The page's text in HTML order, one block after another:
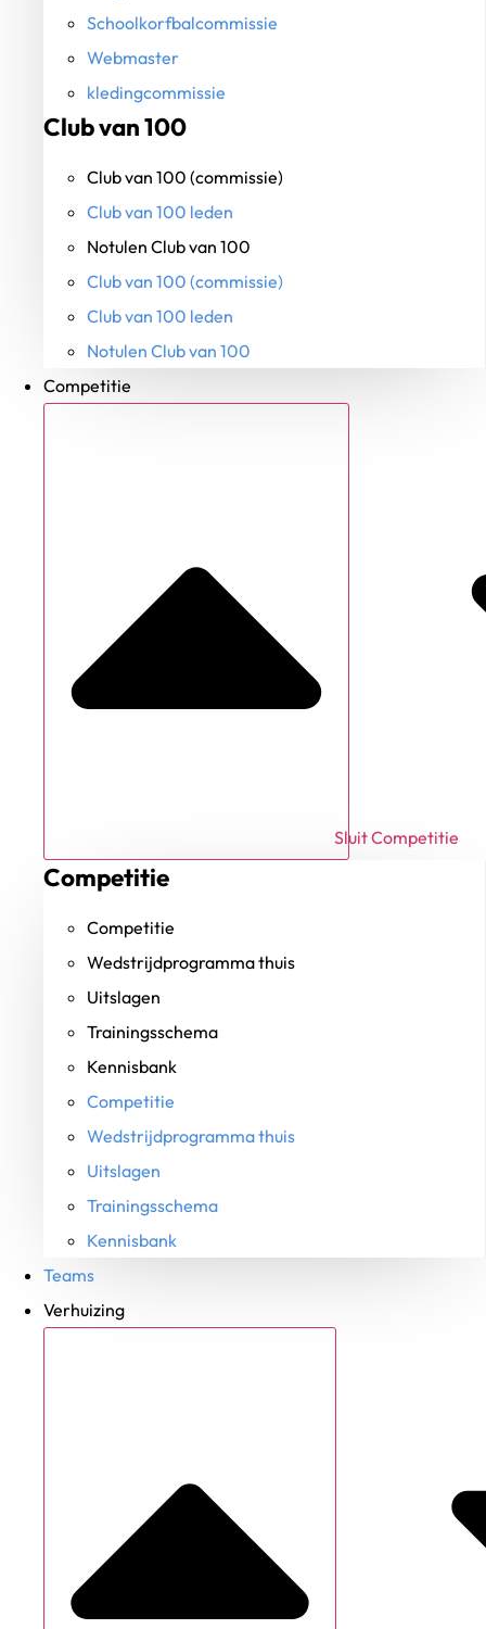
Schoolkorfbalcommissie
Webmaster
kledingcommissie
Club van 100
Club van 100 (commissie)
Club van 100 leden
Notulen Club van 100
Club van 100 (commissie)
Club van 100 leden
Notulen Club van 100
Competitie
Sluit Competitie
Competitie
Competitie
Wedstrijdprogramma thuis
Uitslagen
Trainingsschema
Kennisbank
Competitie
Wedstrijdprogramma thuis
Uitslagen
Trainingsschema
Kennisbank
Teams
Verhuizing